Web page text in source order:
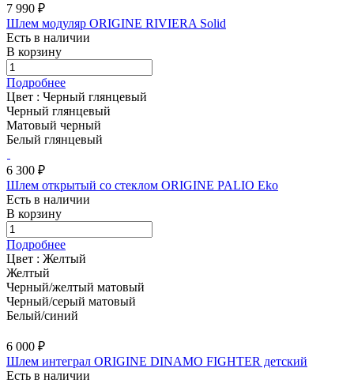
7 990 ₽
Шлем модуляр ORIGINE RIVIERA Solid
Есть в наличии
В корзину
Подробнее
Цвет : Черный глянцевый
Черный глянцевый
Матовый черный
Белый глянцевый
6 300 ₽
Шлем открытый со стеклом ORIGINE PALIO Eko
Есть в наличии
В корзину
Подробнее
Цвет : Желтый
Желтый
Черный/желтый матовый
Черный/серый матовый
Белый/синий
6 000 ₽
Шлем интеграл ORIGINE DINAMO FIGHTER детский
Есть в наличии